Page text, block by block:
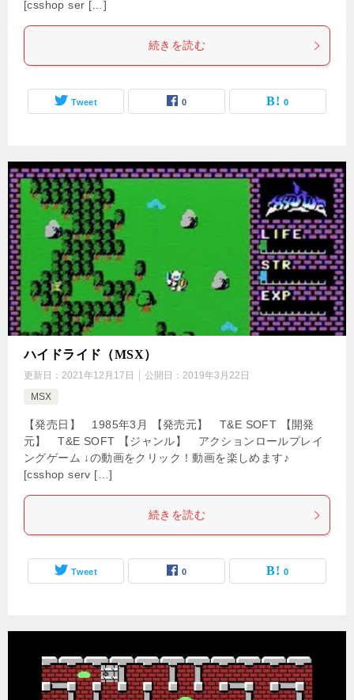
[csshop ser […]
続きを読む
Tweet 0 0
ハイドライド（MSX）
更新日： 2021年12月17日 公開日： 2019年3月22日
MSX
【発売日】 1985年3月 【発売元】 T&E SOFT 【開発
元】 T&E SOFT 【ジャンル】 アクションロールプレイ
ングゲーム ↓の動画をクリック！動画を楽しめます♪
[csshop serv […]
続きを読む
Tweet 0 0